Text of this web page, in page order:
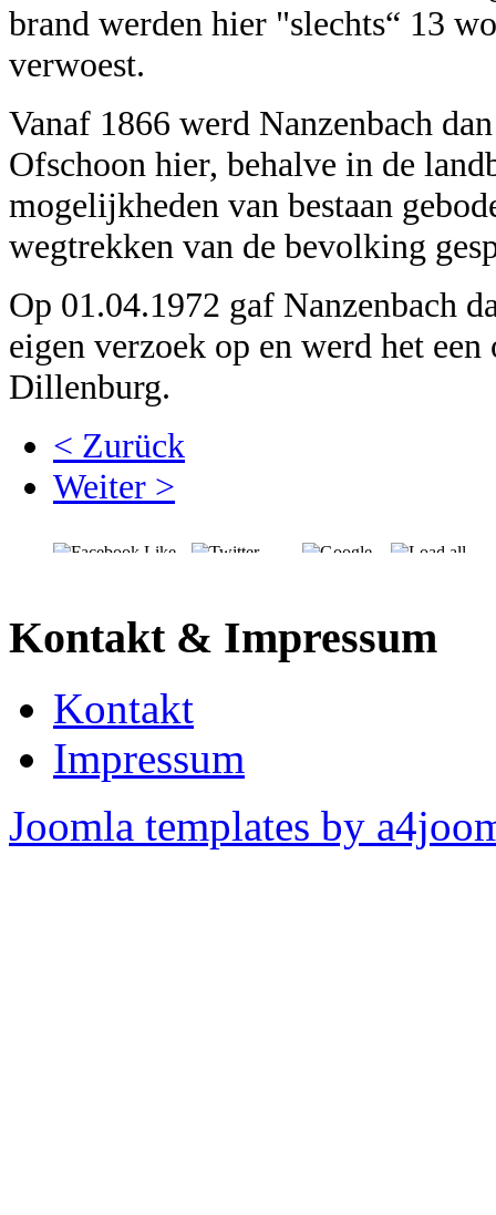
brand werden hier "slechts“ 13
verwoest.
Vanaf 1866 werd Nanzenbach
Ofschoon hier, behalve in de
mogelijkheden van bestaan
wegtrekken van de bevolking
Op 01.04.1972 gaf Nanzenbach
eigen verzoek op en werd het een
Dillenburg.
< Zurück
Weiter >
Kontakt & Impressum
Kontakt
Impressum
Joomla templates by